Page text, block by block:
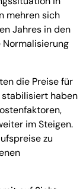
mehren sich
Jahres in den
Normalisierung
die Preise für
haben
im Steigen.
zu